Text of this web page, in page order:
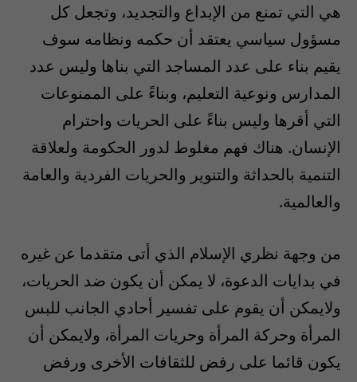
هي التي تمنع من الإبداع والتجديد، وتجعل كل
مسؤول سياسي يعتقد أن حكمه ونظامه سوف
يقيم بناء على عدد المساجد التي بناها وليس عدد
المدارس ونوعية التعليم، وبناءً على الممنوعات
التي أقرها وليس بناءً على الحريات واحترام
الإنسان. هناك فهم مغلوط لدور الحكومة ولعلاقة
التنمية بالحداثة والتنوير والحريات الفردية والعامة
والعالمية.
من وجهة نظري الإسلام الذي أتى متقدما عن غيره
في بدايات الدعوة، لا يمكن أن يكون ضد الحريات،
ولايمكن أن يقوم على تفسير أحادي الجانب للبس
المرأة وحركة المرأة وحريات المرأة، ولايمكن أن
يكون قائما على رفض للثقافات الأخرى ورفض